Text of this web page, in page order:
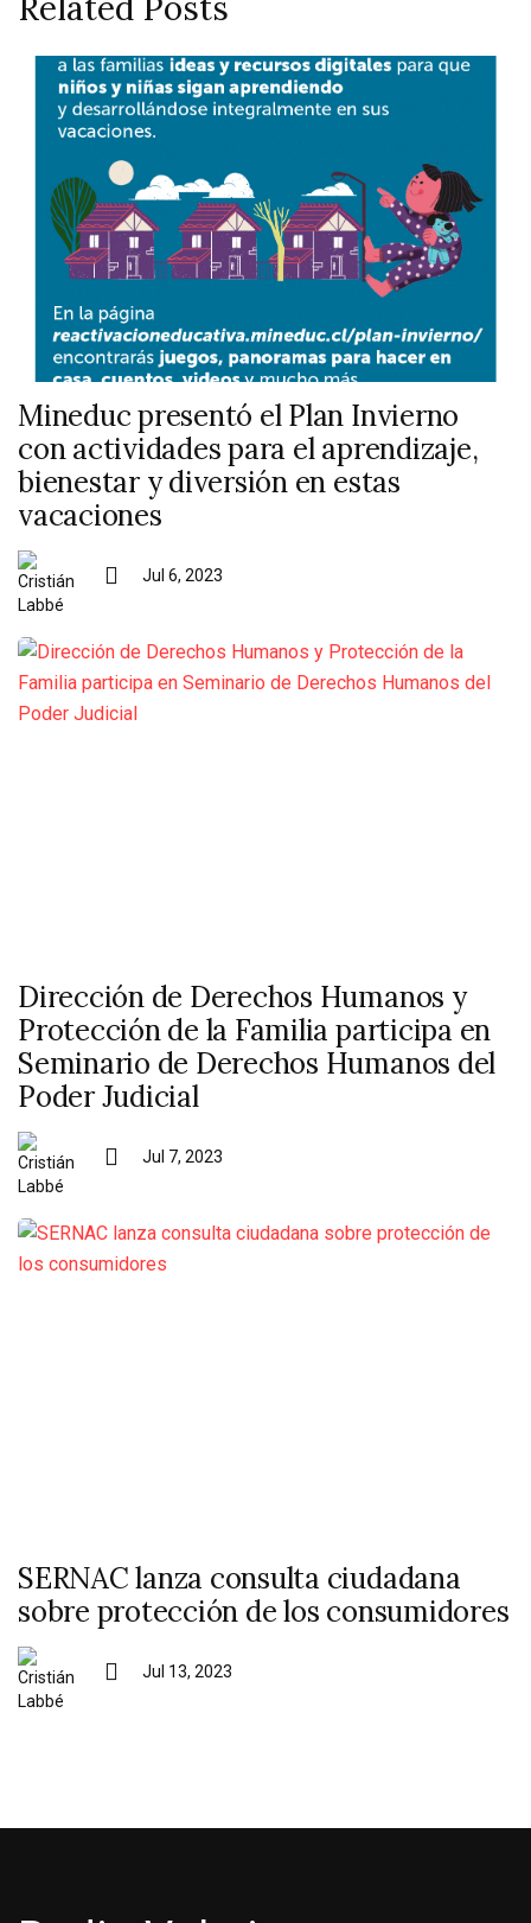
Mineduc presentó el Plan Invierno
con actividades para el aprendizaje,
bienestar y diversión en estas
vacaciones
Jul 6, 2023
Dirección de Derechos Humanos y
Protección de la Familia participa en
Seminario de Derechos Humanos del
Poder Judicial
Jul 7, 2023
SERNAC lanza consulta ciudadana
sobre protección de los consumidores
Jul 13, 2023